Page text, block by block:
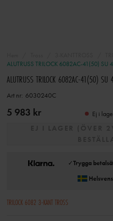
ALUTRUSS TRILOCK 6082AC-41(50) SU
ALUTRUSS TRILOCK 6082AC-41(50) SU
Art nr: 6030240C
5 983 kr Ej i
✓Trygga
TRILOCK 6082 3-KANT TROSS